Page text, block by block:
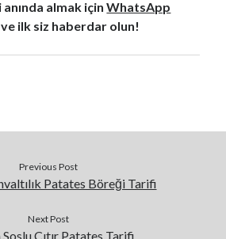
almak içinWhatsApp
ve ilk siz haberdar olun!
Previous Post
Patates Böreği Tarifi
Next Post
Soslu Çıtır Patates Tarifi